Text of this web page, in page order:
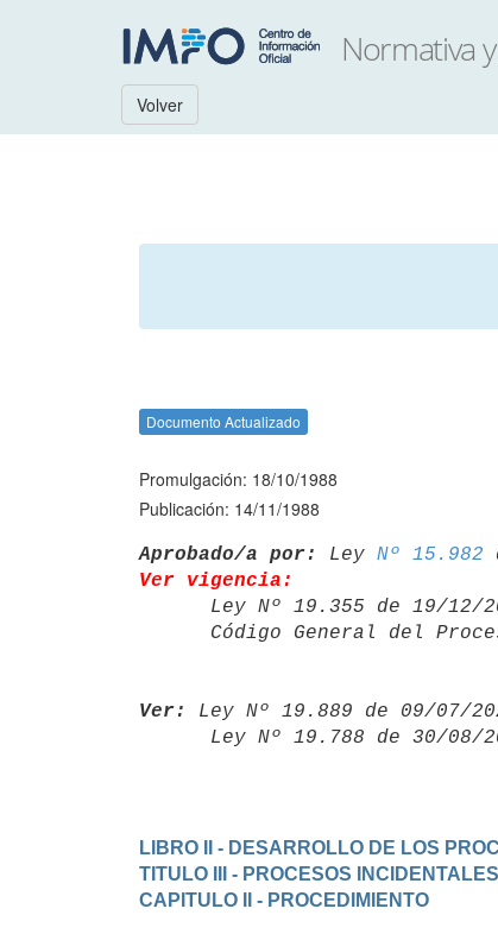
Volver
Documento Actualizado
Promulgación: 18/10/1988
Publicación: 14/11/1988
Aprobado/a por: Ley Nº 15.982
Ver vigencia:
Ley Nº 19.355 de 19/
Código General del
Ver: Ley Nº 19.889 de 09/07/
Ley Nº 19.788 de 30/
LIBRO II - DESARROLLO DE LOS
TITULO III - PROCESOS INCIDENTALES
CAPITULO II - PROCEDIMIENTO